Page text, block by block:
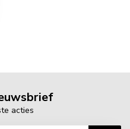
acties